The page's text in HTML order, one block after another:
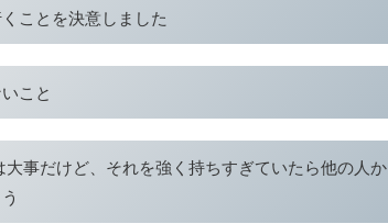
ことを決意しました
こと
事だけど、それを強く持ちすぎていたら他の人